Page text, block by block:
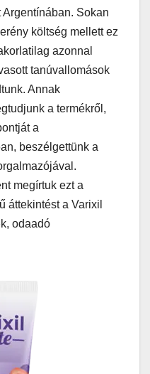
Sokan
költség mellett ez
azonnal
tanúvallomások
Annak
a termékről,
a
beszélgettünk a
megírtuk ezt a
áttekintést a Varixil
odaadó